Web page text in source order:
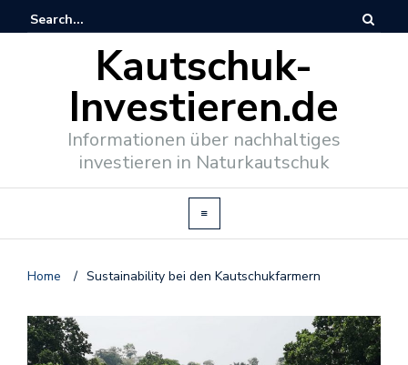
Kautschuk-
Investieren.de
Informationen über nachhaltiges
investieren in Naturkautschuk
Home / Sustainability bei den Kautschukfarmern